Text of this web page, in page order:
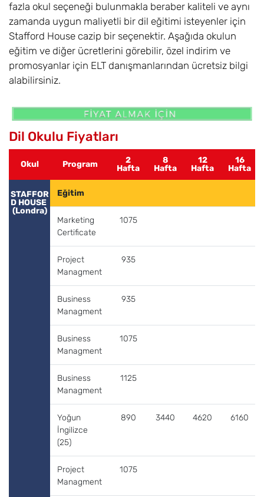
fazla okul seçeneği bulunmakla beraber kaliteli ve aynı
zamanda uygun maliyetli bir dil eğitimi isteyenler için
Stafford House cazip bir seçenektir. Aşağıda okulun
eğitim ve diğer ücretlerini görebilir, özel indirim ve
promosyanlar için ELT danışmanlarından ücretsiz bilgi
alabilirsiniz.
Dil Okulu Fiyatları
Okul Program
2
Hafta
8
Hafta
12
Hafta
16
Hafta
STAFFOR
D HOUSE
(Londra)
Eğitim
Marketing
Certificate
1075
Project
Managment
935
Business
Managment
935
Business
Managment
1075
Business
Managment
1125
Yoğun
İngilizce
(25)
890 3440 4620 6160
Project
Managment
1075